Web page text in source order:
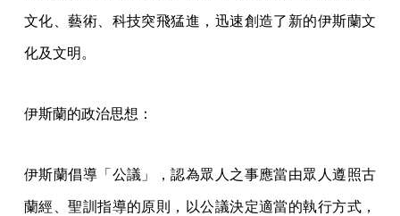
文化、藝術、科技突飛猛進，迅速創造了新的伊斯蘭文
化及文明。
伊斯蘭的政治思想：
伊斯蘭倡導「公議」，認為眾人之事應當由眾人遵照古
蘭經、聖訓指導的原則，以公議決定適當的執行方式，